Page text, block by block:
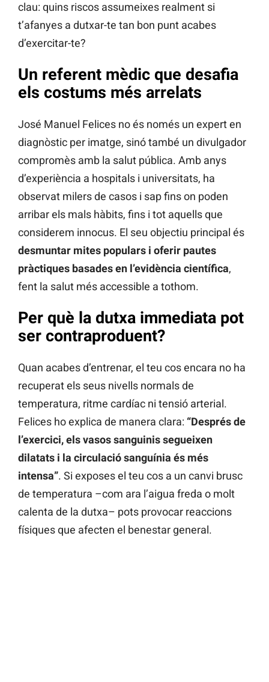
clau: quins riscos assumeixes realment si
t’afanyes a dutxar-te tan bon punt acabes
d’exercitar-te?
Un referent mèdic que desafia
els costums més arrelats
José Manuel Felices no és només un expert en
diagnòstic per imatge, sinó també un divulgador
compromès amb la salut pública. Amb anys
d’experiència a hospitals i universitats, ha
observat milers de casos i sap fins on poden
arribar els mals hàbits, fins i tot aquells que
considerem innocus. El seu objectiu principal és
desmuntar mites populars i oferir pautes
pràctiques basades en l’evidència científica,
fent la salut més accessible a tothom.
Per què la dutxa immediata pot
ser contraproduent?
Quan acabes d’entrenar, el teu cos encara no ha
recuperat els seus nivells normals de
temperatura, ritme cardíac ni tensió arterial.
Felices ho explica de manera clara: “Després de
l’exercici, els vasos sanguinis segueixen
dilatats i la circulació sanguínia és més
intensa”. Si exposes el teu cos a un canvi brusc
de temperatura –com ara l’aigua freda o molt
calenta de la dutxa– pots provocar reaccions
físiques que afecten el benestar general.